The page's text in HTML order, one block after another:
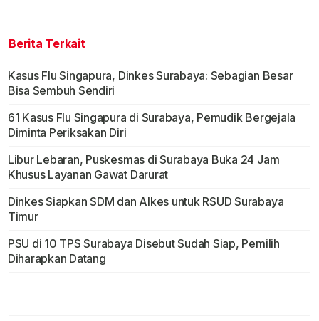
Berita Terkait
Kasus Flu Singapura, Dinkes Surabaya: Sebagian Besar
Bisa Sembuh Sendiri
61 Kasus Flu Singapura di Surabaya, Pemudik Bergejala
Diminta Periksakan Diri
Libur Lebaran, Puskesmas di Surabaya Buka 24 Jam
Khusus Layanan Gawat Darurat
Dinkes Siapkan SDM dan Alkes untuk RSUD Surabaya
Timur
PSU di 10 TPS Surabaya Disebut Sudah Siap, Pemilih
Diharapkan Datang